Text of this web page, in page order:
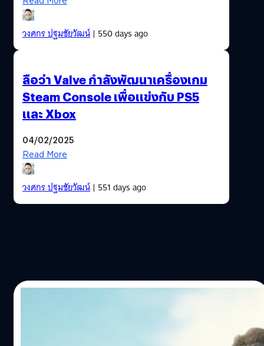
วงศกร ปฐมชัยวัฒน์| 550 days ago
ลือว่า Valve กำลังพัฒนาเครื่องเกม
Steam Console เพื่อแข่งกับ PS5
และ Xbox
04/02/2025
Read More
วงศกร ปฐมชัยวัฒน์| 551 days ago
ระบบซื้อของในเกมจน Capcom ต้องออกมา